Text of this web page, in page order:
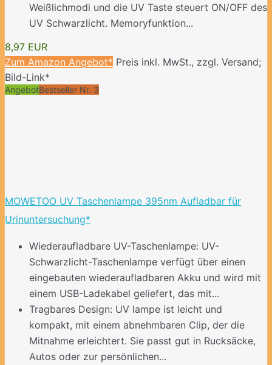
Weißlichmodi und die UV Taste steuert ON/OFF des
UV Schwarzlicht. Memoryfunktion...
8,97 EUR
Zum Amazon Angebot* Preis inkl. MwSt., zzgl. Versand;
Bild-Link*
AngebotBestseller Nr. 3
MOWETOO UV Taschenlampe 395nm Aufladbar für
Urinuntersuchung*
Wiederaufladbare UV-Taschenlampe: UV-
Schwarzlicht-Taschenlampe verfügt über einen
eingebauten wiederaufladbaren Akku und wird mit
einem USB-Ladekabel geliefert, das mit...
Tragbares Design: UV lampe ist leicht und
kompakt, mit einem abnehmbaren Clip, der die
Mitnahme erleichtert. Sie passt gut in Rucksäcke,
Autos oder zur persönlichen...